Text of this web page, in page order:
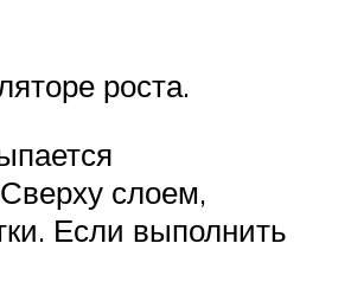
роста.
слоем,
Если выполнить